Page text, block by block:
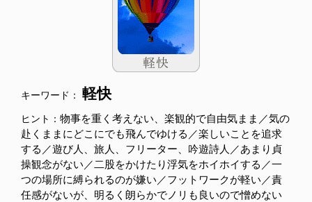
キーワード： 軽快
ヒント： 物事を重く考えない、楽観的で自由気まま／気の
赴くままにどこにでも飛んでゆける／楽しいことを追求
する／遊び人、旅人、フリーター、吟遊詩人／あまり貞
操観念がない／二股をかけたり浮気をホイホイする／一
つの場所に縛られるのが嫌い／フットワークが軽い／責
任感がないが、明るく朗らかでノリも良いので憎めない